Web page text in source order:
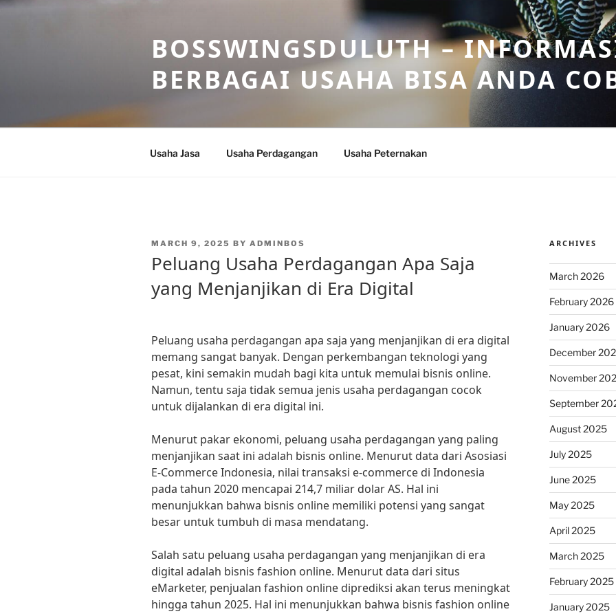
Skip
BOSSWINGSDULUTH –
BERBAGAI USAHA BISA ANDA
Usaha Jasa Usaha Perdagangan Usaha Peternakan
POSTED
MARCH 9, 2025 BY ADMINBOS
Peluang Usaha Perdagangan Apa Saja
yang Menjanjikan di Era Digital
Peluang usaha perdagangan apa saja yang menjanjikan di era digital
memang sangat banyak. Dengan perkembangan teknologi yang
pesat, kini semakin mudah bagi kita untuk memulai bisnis online.
Namun, tentu saja tidak semua jenis usaha perdagangan cocok
untuk dijalankan di era digital ini.
Menurut pakar ekonomi, peluang usaha perdagangan yang paling
menjanjikan saat ini adalah bisnis online. Menurut data dari Asosiasi
E-Commerce Indonesia, nilai transaksi e-commerce di Indonesia
pada tahun 2020 mencapai 214,7 miliar dolar AS. Hal ini
menunjukkan bahwa bisnis online memiliki potensi yang sangat
besar untuk tumbuh di masa mendatang.
Salah satu peluang usaha perdagangan yang menjanjikan di era
digital adalah bisnis fashion online. Menurut data dari situs
eMarketer, penjualan fashion online diprediksi akan terus meningkat
hingga tahun 2025. Hal ini menunjukkan bahwa bisnis fashion online
ARCHIVES
March 2026
February 2026
January 2026
December
November
September
August 2025
July 2025
June 2025
May 2025
April 2025
March 2025
February 2025
January 2025